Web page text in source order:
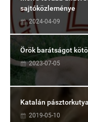
sajtóközleménye
2024-04-09
Örök barátságot
2023-07-05
Katalán
2019-05-10